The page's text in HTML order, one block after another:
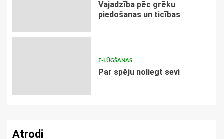
Vajadzība pēc grēku
piedošanas un ticības
E-LŪGŠANAS
Par spēju noliegt sevi
Atrodi